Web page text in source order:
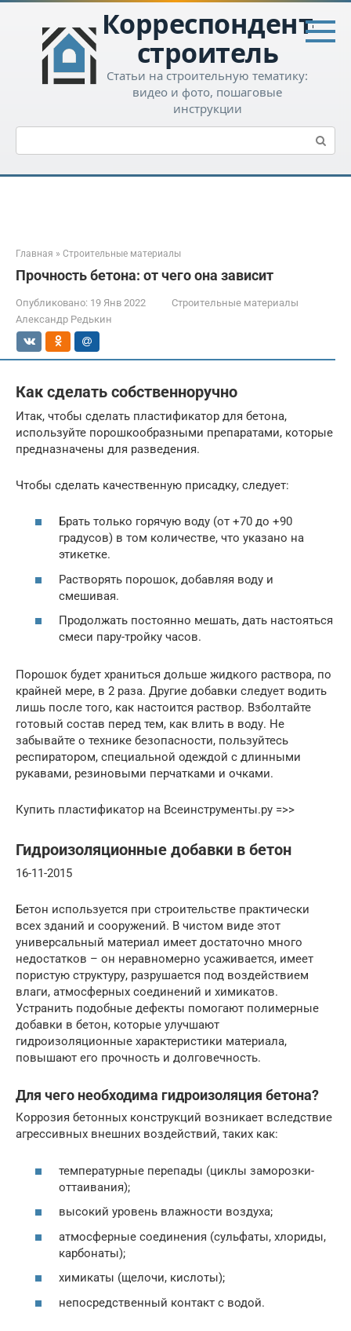
Перейти
контенту
Корреспондент-
строитель
Статьи на строительную тематику:
видео и фото, пошаговые
инструкции
Поиск:
Главная » Строительные материалы
Прочность бетона: от чего она зависит
Опубликовано: 19 Янв 2022
Строительные материалы
Александр Редькин
Как сделать собственноручно
Итак, чтобы сделать пластификатор для бетона,
используйте порошкообразными препаратами, которые
предназначены для разведения.
Чтобы сделать качественную присадку, следует:
Брать только горячую воду (от +70 до +90
градусов) в том количестве, что указано на
этикетке.
Растворять порошок, добавляя воду и
смешивая.
Продолжать постоянно мешать, дать настояться
смеси пару-тройку часов.
Порошок будет храниться дольше жидкого раствора, по
крайней мере, в 2 раза. Другие добавки следует водить
лишь после того, как настоится раствор. Взболтайте
готовый состав перед тем, как влить в воду. Не
забывайте о технике безопасности, пользуйтесь
респиратором, специальной одеждой с длинными
рукавами, резиновыми перчатками и очками.
Купить пластификатор на Всеинструменты.ру =>>
Гидроизоляционные добавки в бетон
16-11-2015
Бетон используется при строительстве практически
всех зданий и сооружений. В чистом виде этот
универсальный материал имеет достаточно много
недостатков – он неравномерно усаживается, имеет
пористую структуру, разрушается под воздействием
влаги, атмосферных соединений и химикатов.
Устранить подобные дефекты помогают полимерные
добавки в бетон, которые улучшают
гидроизоляционные характеристики материала,
повышают его прочность и долговечность.
Для чего необходима гидроизоляция бетона?
Коррозия бетонных конструкций возникает вследствие
агрессивных внешних воздействий, таких как:
температурные перепады (циклы заморозки-
оттаивания);
высокий уровень влажности воздуха;
атмосферные соединения (сульфаты, хлориды,
карбонаты);
химикаты (щелочи, кислоты);
непосредственный контакт с водой.